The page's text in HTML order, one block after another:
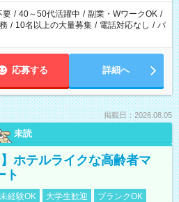
ります
要 / 40～50代活躍中 / 副業・WワークOK /
/ 10名以上の大量募集 / 電話対応なし / パ
応募する 詳細へ
掲載日：2026.08.05
未読
ホテルライクな高齢者マ
ト
経験OK 大学生歓迎
ブランクOK